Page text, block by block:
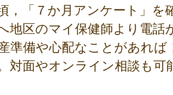
，「７か月アンケート」を
地区のマイ保健師より電話
準備や心配なことがあれば
対面やオンライン相談も可